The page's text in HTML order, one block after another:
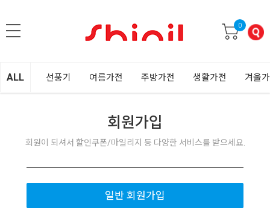
0
ALL 선풍기 여름가전 주방가전 생활가전 겨울
회원가입
회원이 되셔서 할인쿠폰/마일리지 등 다양한 서비스를 받으세요.
일반 회원가입